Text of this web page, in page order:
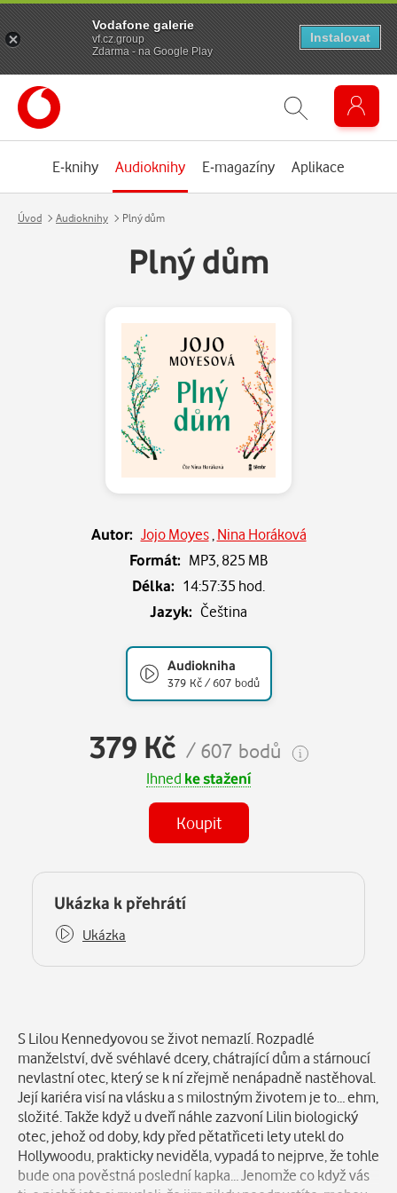
E-knihy Audioknihy E-magazíny Aplikace
Úvod Audioknihy Plný dům
Plný dům
Autor: Jojo Moyes, Nina Horáková
Formát: MP3, 825 MB
Délka: 14:57:35 hod.
Jazyk: Čeština
Audiokniha
379 Kč / 607 bodů
379 Kč / 607 bodů
Ihned ke stažení
Koupit
Některé kapitoly již máte zakoupeny.
Ukázka k přehrátí
Ukázka
S Lilou Kennedyovou se život nemazlí. Rozpadlé
manželství, dvě svéhlavé dcery, chátrající dům a stárnoucí
nevlastní otec, který se k ní zřejmě nenápadně nastěhoval.
Její kariéra visí na vlásku a s milostným životem je to… ehm,
složité. Takže když u dveří náhle zazvoní Lilin biologický
otec, jehož od doby, kdy před pětatřiceti lety utekl do
Hollywoodu, prakticky neviděla, vypadá to nejprve, že tohle
bude ona pověstná poslední kapka… Jenomže co když vás
Vodafone galerie
vf.cz.group
Zdarma - na Google Play
Instalovat